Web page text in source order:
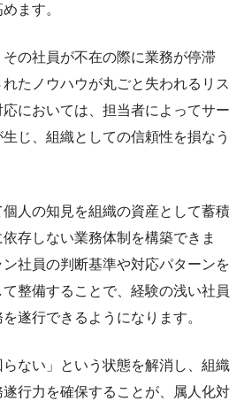
ます。
の社員が不在の際に業務が停滞
たノウハウが丸ごと失われるリス
においては、担当者によってサー
じ、組織としての信頼性を損なう
人の知見を組織の資産として蓄積
存しない業務体制を構築できま
社員の判断基準や対応パターンを
整備することで、経験の浅い社員
遂行できるようになります。
らない」という状態を解消し、組織
行力を確保することが、属人化対